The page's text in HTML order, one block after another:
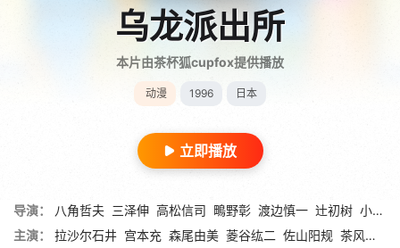
乌龙派出所
本片由茶杯狐cupfox提供播放
动漫 1996 日本
立即播放
导演： 八角哲夫 三泽伸 高松信司 鴫野彰 渡边慎一 辻初树 小野胜巳
主演：
拉沙尔石井 宫本充 森尾由美 菱谷纮二 佐山阳规 茶风林